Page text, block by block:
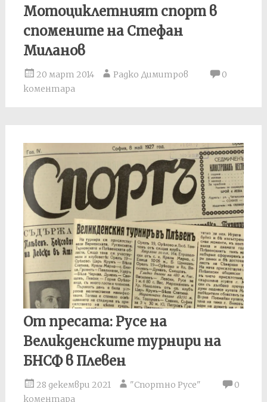
Мотоциклетният спорт в
спомените на Стефан
Миланов
20 март 2014 Радко Димитров
0
коментара
От пресата: Русе на
Великденските турнири на
БНСФ в Плевен
28 декември 2021 "Спортно Русе"
0
коментара